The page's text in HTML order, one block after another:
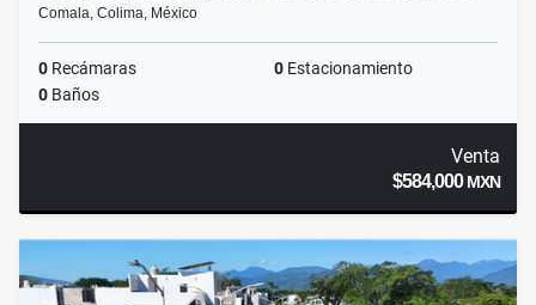
Comala, Colima, México
0 Recámaras 0 Estacionamiento
0 Baños
Venta
$584,000MXN